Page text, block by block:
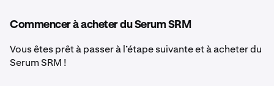
Commencer à acheter du Serum SRM
Vous êtes prêt à passer à l’étape suivante et à acheter du
Serum SRM !